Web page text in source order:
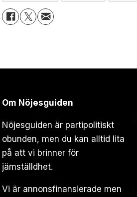
Om Nöjesguiden
Nöjesguiden är partipolitiskt
obunden, men du kan alltid lita
på att vi brinner för
jämställdhet.
Vi är annonsfinansierade men